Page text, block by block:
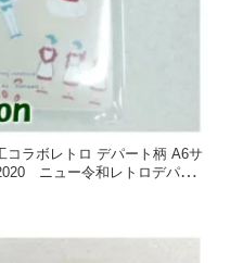
コラボレトロ デパート柄 A6サ
ニュー令和レトロデパート